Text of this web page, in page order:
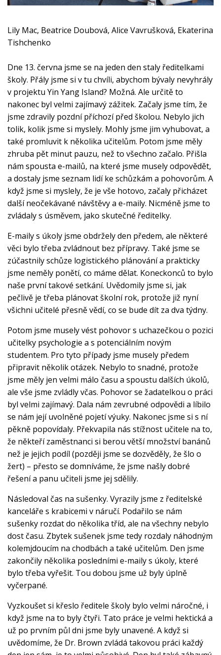
Lily Mac, Beatrice Doubová, Alice Vavrušková, Ekaterina
Tishchenko
Dne 13. června jsme se na jeden den staly ředitelkami
školy. Přály jsme si v tu chvíli, abychom bývaly nevyhrály
v projektu Yin Yang Island? Možná. Ale určitě to
nakonec byl velmi zajímavý zážitek. Začaly jsme tím, že
jsme zdravily pozdní příchozí před školou. Nebylo jich
tolik, kolik jsme si myslely. Mohly jsme jim vyhubovat, a
také promluvit k několika učitelům. Potom jsme měly
zhruba pět minut pauzu, než to všechno začalo. Přišla
nám spousta e-mailů, na které jsme musely odpovědět,
a dostaly jsme seznam lidí ke schůzkám a pohovorům. A
když jsme si myslely, že je vše hotovo, začaly přicházet
další neočekávané návštěvy a e-maily. Nicméně jsme to
zvládaly s úsměvem, jako skutečné ředitelky.
E-maily s úkoly jsme obdržely den předem, ale některé
věci bylo třeba zvládnout bez přípravy. Také jsme se
zúčastnily schůze logistického plánování a prakticky
jsme neměly ponětí, co máme dělat. Koneckonců to bylo
naše první takové setkání. Uvědomily jsme si, jak
pečlivě je třeba plánovat školní rok, protože již nyní
všichni učitelé přesně vědí, co se bude dít za dva týdny.
Potom jsme musely vést pohovor s uchazečkou o pozici
učitelky psychologie a s potenciálním novým
studentem. Pro tyto případy jsme musely předem
připravit několik otázek. Nebylo to snadné, protože
jsme měly jen velmi málo času a spoustu dalších úkolů,
ale vše jsme zvládly včas. Pohovor se žadatelkou o práci
byl velmi zajímavý. Dala nám zevrubné odpovědi a líbilo
se nám její uvolněné pojetí výuky. Nakonec jsme si s ní
pěkně popovídaly. Překvapila nás stížnost učitele na to,
že někteří zaměstnanci si berou větší množství banánů
než je jejich podíl (později jsme se dozvěděly, že šlo o
žert) – přesto se domníváme, že jsme našly dobré
řešení a panu učiteli jsme jej sdělily.
Následoval čas na sušenky. Vyrazily jsme z ředitelské
kanceláře s krabicemi v náručí. Podařilo se nám
sušenky rozdat do několika tříd, ale na všechny nebylo
dost času. Zbytek sušenek jsme tedy rozdaly náhodným
kolemjdoucím na chodbách a také učitelům. Den jsme
zakončily několika posledními e-maily s úkoly, které
bylo třeba vyřešit. Tou dobou jsme už byly úplně
vyčerpané.
Vyzkoušet si křeslo ředitele školy bylo velmi náročné, i
když jsme na to byly čtyři. Tato práce je velmi hektická a
už po prvním půl dni jsme byly unavené. A když si
uvědomíme, že Dr. Brown zvládá takovou práci každý